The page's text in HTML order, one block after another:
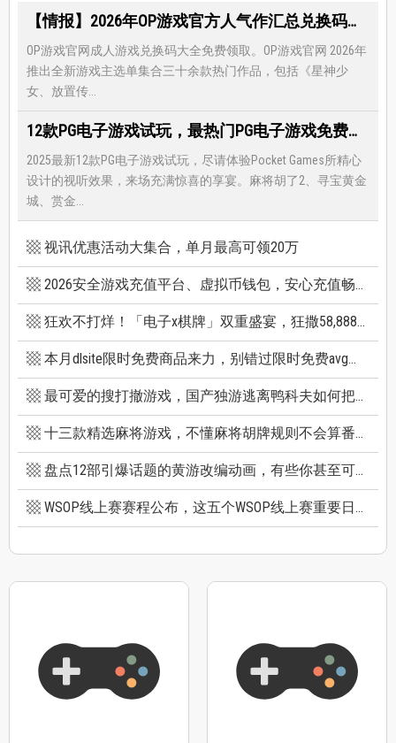
【情报】2026年OP游戏官方人气作汇总兑换码大全，限时免费礼包领取-每月更新
OP游戏官网成人游戏兑换码大全免费领取。OP游戏官网 2026年
推出全新游戏主选单集合三十余款热门作品，包括《星神少
女、放置传...
12款PG电子游戏试玩，最热门PG电子游戏免费试玩，还有超多福利等著你
2025最新12款PG电子游戏试玩，尽请体验Pocket Games所精心
设计的视听效果，来场充满惊喜的享宴。麻将胡了2、寻宝黄金
城、赏金...
视讯优惠活动大集合，单月最高可领20万
2026安全游戏充值平台、虚拟币钱包，安心充值畅快游戏
狂欢不打烊！「电子x棋牌」双重盛宴，狂撒58,888巨额红利
本月dlsite限时免费商品来力，别错过限时免费avg成人游戏和免费插画集
最可爱的搜打撤游戏，国产独游逃离鸭科夫如何把搜打撤玩出新高度
十三款精选麻将游戏，不懂麻将胡牌规则不会算番也能玩
盘点12部引爆话题的黄游改编动画，有些你甚至可能不知道它原作是黄游
WSOP线上赛赛程公布，这五个WSOP线上赛重要日期千万别错过